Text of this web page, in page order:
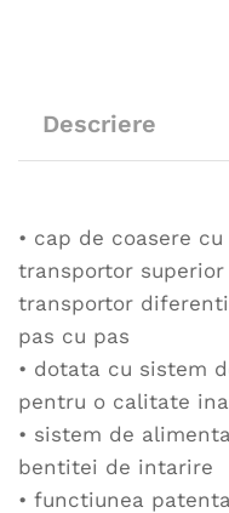
Descriere
• cap de coasere
transportor
transportor
pas cu pas
• dotata cu sistem
pentru o calitate
• sistem de
bentitei de intarire
• functiunea